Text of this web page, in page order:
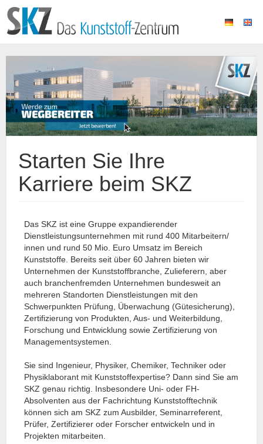
Starten Sie Ihre
Karriere beim SKZ
Das SKZ ist eine Gruppe expandierender
Dienstleistungsunternehmen mit rund 400 Mitarbeitern/
innen und rund 50 Mio. Euro Umsatz im Bereich
Kunststoffe. Bereits seit über 60 Jahren bieten wir
Unternehmen der Kunststoffbranche, Zulieferern, aber
auch branchenfremden Unternehmen bundesweit an
mehreren Standorten Dienstleistungen mit den
Schwerpunkten Prüfung, Überwachung (Gütesicherung),
Zertifizierung von Produkten, Aus- und Weiterbildung,
Forschung und Entwicklung sowie Zertifizierung von
Managementsystemen.
Sie sind Ingenieur, Physiker, Chemiker, Techniker oder
Physiklaborant mit Kunststoffexpertise? Dann sind Sie am
SKZ genau richtig. Insbesondere Uni- oder FH-
Absolventen aus der Fachrichtung Kunststofftechnik
können sich am SKZ zum Ausbilder, Seminarreferent,
Prüfer, Zertifizierer oder Forscher entwickeln und in
Projekten mitarbeiten.